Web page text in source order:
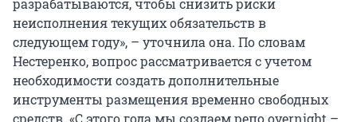
разрабатываются, чтобы снизить риски
неисполнения текущих обязательств в
следующем году», – уточнила она. По словам
Нестеренко, вопрос рассматривается с учетом
необходимости создать дополнительные
инструменты размещения временно свободных
средств. «С этого года мы создаем репо overnight –